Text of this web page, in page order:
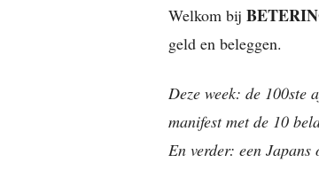
Welkom bij
geld en beleggen.
Deze week: de 100ste
manifest met de 10
En verder: een